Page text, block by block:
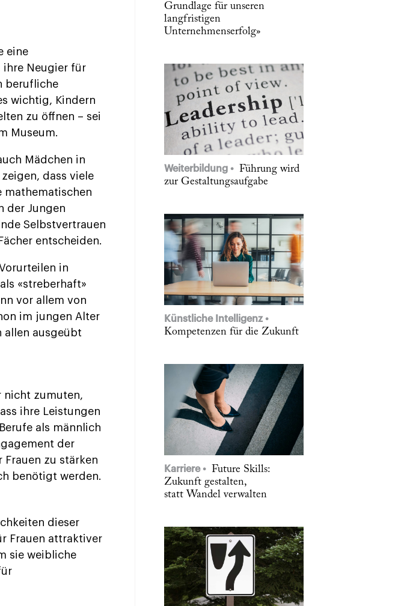
eine
ihre Neugier für
berufliche
wichtig, Kindern
zu öffnen – sei
Museum.
Mädchen in
dass viele
mathematischen
der Jungen
Selbstvertrauen
entscheiden.
in
«streberhaft»
vor allem von
im jungen Alter
allen ausgeübt
nicht zumuten,
ihre Leistungen
als männlich
der
Frauen zu stärken
benötigt werden.
dieser
Frauen attraktiver
sie weibliche
Grundlage für unseren
langfristigen
Unternehmenserfolg»
Weiterbildung
Führung wird
zur Gestaltungsaufgabe
Künstliche Intelligenz
Kompetenzen für die Zukunft
Karriere
Future Skills:
Zukunft gestalten,
statt Wandel verwalten